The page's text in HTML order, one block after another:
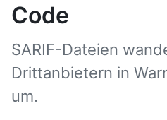
Code
SARIF-Dateien
Drittanbietern in
um.